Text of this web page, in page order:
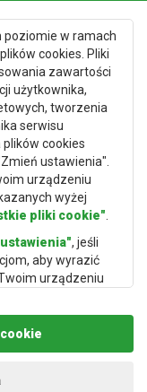
poziomie w ramach
cookies. Pliki
zawartości
użytkownika,
tworzenia
serwisu
cookies
ustawienia".
urządzeniu
wyżej
pliki cookie"
, jeśli
aby wyrazić
urządzeniu
w zakresie w
Bartosik z